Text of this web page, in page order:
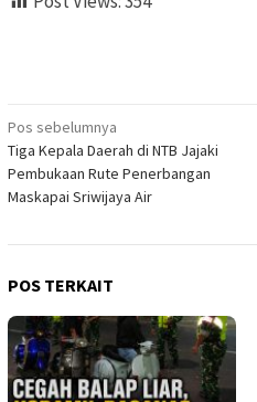
Navigasi
pos
Pos sebelumnya
Tiga Kepala Daerah di NTB Jajaki
Pembukaan Rute Penerbangan
Maskapai Sriwijaya Air
POS TERKAIT